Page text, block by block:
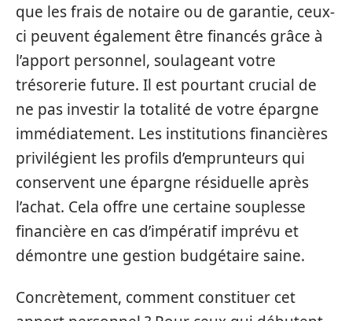
que les frais de notaire ou de garantie, ceux-
ci peuvent également être financés grâce à
l’apport personnel, soulageant votre
trésorerie future. Il est pourtant crucial de
ne pas investir la totalité de votre épargne
immédiatement. Les institutions financières
privilégient les profils d’emprunteurs qui
conservent une épargne résiduelle après
l’achat. Cela offre une certaine souplesse
financière en cas d’impératif imprévu et
démontre une gestion budgétaire saine.
Concrètement, comment constituer cet